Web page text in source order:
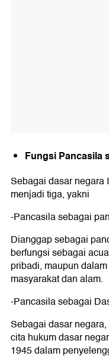
Fungsi Pancasila
Sebagai dasar negara
menjadi tiga, yakni
-Pancasila sebagai
Dianggap sebagai
berfungsi sebagai
pribadi, maupun
masyarakat dan alam.
-Pancasila sebagai
Sebagai dasar
cita hukum dasar
1945 dalam